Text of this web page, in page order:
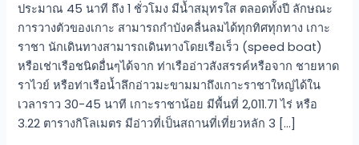
ประมาณ 45 นาที ถึง 1 ชั่วโมง มีน้ำสมุทรใส ตลอดทั้งปี ลักษณะ
การวางตัวของเกาะ สามารถกําบังคลื่นลมได้ทุกทิศทุกทาง เกาะ
ราชา นักเดินทางสามารถเดินทางโดยเรือเร็ว (speed boat)
หรือเช่าเรือชนิดอื่นๆได้จาก ท่าเรืออ่าวสังสรรค์หรือจาก ชายหาด
ราไวย์ หรือท่าเรือน้ำลึกอ่าวมะขามมาถึงเกาะราชาใหญ่ได้ใน
เวลาราว 30-45 นาที เกาะราชาน้อย มีพื้นที่ 2,011.71 ไร่ หรือ
3.22 ตารางกิโลเมตร มีอ่าวที่เป็นสถานที่เที่ยวหลัก 3 […]